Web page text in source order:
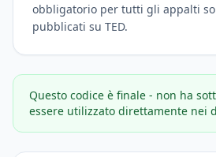
obbligatorio per tutti gli appalti
pubblicati su TED.
Questo codice è finale - non ha
essere utilizzato direttamente nei